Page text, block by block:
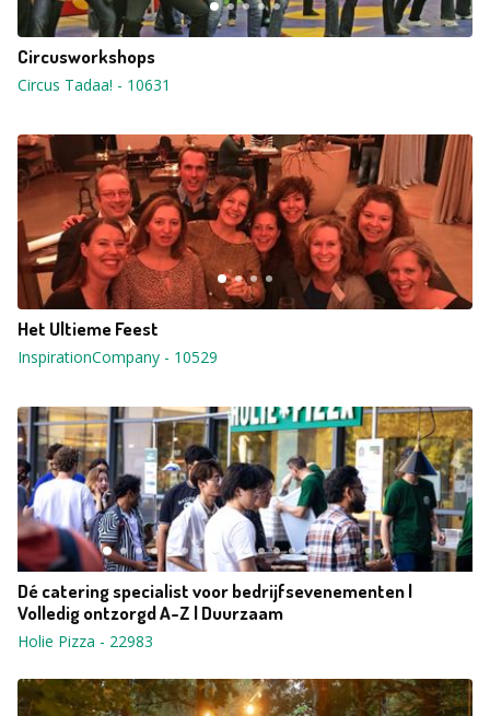
Circusworkshops
Circus Tadaa! - 10631
Het Ultieme Feest
InspirationCompany - 10529
Dé catering specialist voor bedrijfsevenementen |
Volledig ontzorgd A-Z | Duurzaam
Holie Pizza - 22983